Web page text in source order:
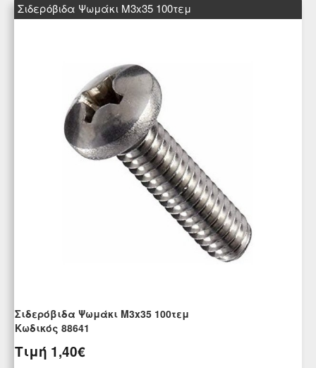
Σιδερόβιδα Ψωμάκι Μ3x35 100τεμ
Σιδερόβιδα Ψωμάκι Μ3x35 100τεμ
Kωδικός 88641
Τιμή 1,40€